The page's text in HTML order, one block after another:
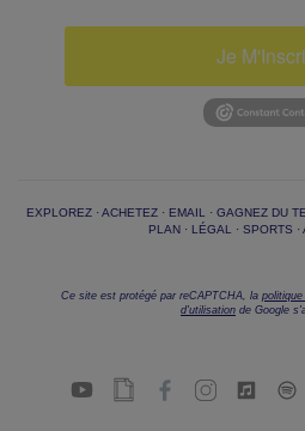
Je
EXPLOREZ· ACHETEZ· EMAIL · GAGNEZ DU
PLAN · LÉGAL · SPORTS ·
Ce site est protégé par reCAPTCHA, la
d'utilisation de Google